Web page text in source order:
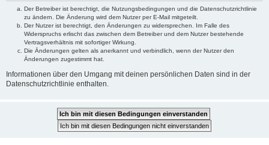
Der Betreiber ist berechtigt, die Nutzungsbedingungen und die Datenschutzrichtlinie
zu ändern. Die Änderung wird dem Nutzer per E-Mail mitgeteilt.
Der Nutzer ist berechtigt, den Änderungen zu widersprechen. Im Falle des
Widerspruchs erlischt das zwischen dem Betreiber und dem Nutzer bestehende
Vertragsverhältnis mit sofortiger Wirkung.
Die Änderungen gelten als anerkannt und verbindlich, wenn der Nutzer den
Änderungen zugestimmt hat.
Informationen über den Umgang mit deinen persönlichen Daten sind in der
Datenschutzrichtlinie enthalten.